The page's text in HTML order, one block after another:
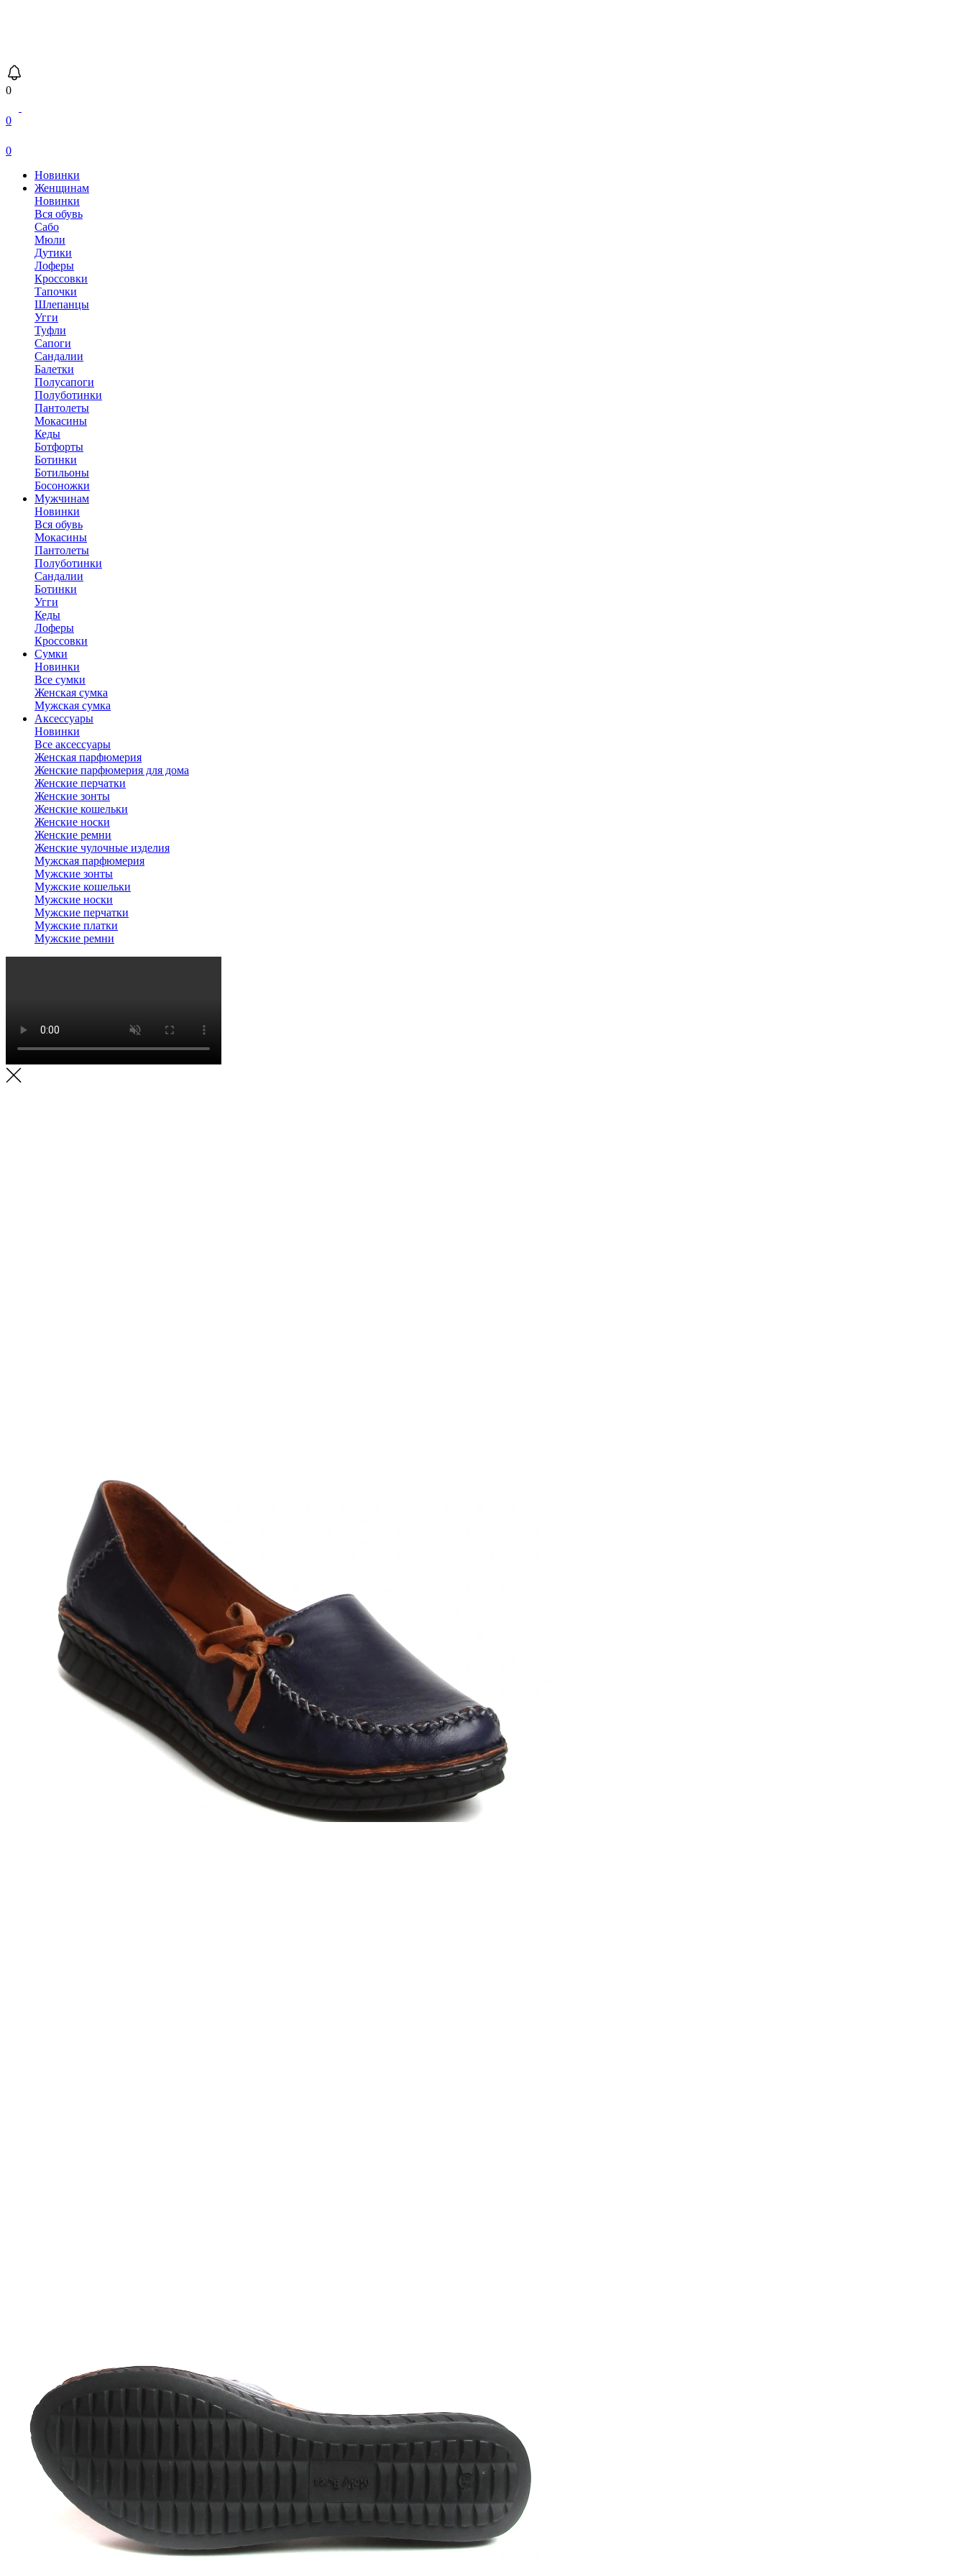
0
0
0
Новинки
Женщинам
Новинки
Вся обувь
Сабо
Мюли
Дутики
Лоферы
Кроссовки
Тапочки
Шлепанцы
Угги
Туфли
Сапоги
Сандалии
Балетки
Полусапоги
Полуботинки
Пантолеты
Мокасины
Кеды
Ботфорты
Ботинки
Ботильоны
Босоножки
Мужчинам
Новинки
Вся обувь
Мокасины
Пантолеты
Полуботинки
Сандалии
Ботинки
Угги
Кеды
Лоферы
Кроссовки
Сумки
Новинки
Все сумки
Женская сумка
Мужская сумка
Аксессуары
Новинки
Все аксессуары
Женская парфюмерия
Женские парфюмерия для дома
Женские перчатки
Женские зонты
Женские кошельки
Женские носки
Женские ремни
Женские чулочные изделия
Мужская парфюмерия
Мужские зонты
Мужские кошельки
Мужские носки
Мужские перчатки
Мужские платки
Мужские ремни